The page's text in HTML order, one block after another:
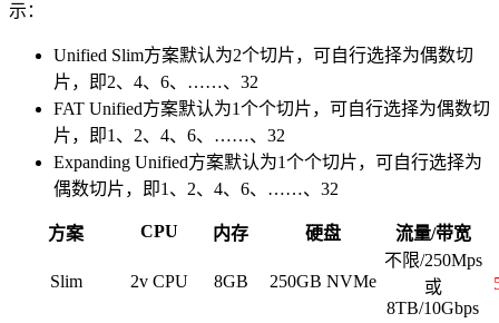
示：
Unified Slim方案默认为2个切片，可自行选择为偶数切
片，即2、4、6、……、32
FAT Unified方案默认为1个个切片，可自行选择为偶数切
片，即1、2、4、6、……、32
Expanding Unified方案默认为1个个切片，可自行选择为
偶数切片，即1、2、4、6、……、32
方案 CPU 内存 硬盘 流量/带宽
Slim 2v CPU 8GB 250GB NVMe
不限/250Mps
或
8TB/10Gbps